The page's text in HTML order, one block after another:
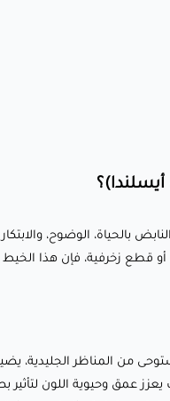
عمق وحيوية
🔹 تركيبة
للتصاميم
🔹 ربط قوي بين
قطع زخرفية، فإن هذا الخيط
من المناظر الجليدية،
عمق وحيوية اللون لتأثير